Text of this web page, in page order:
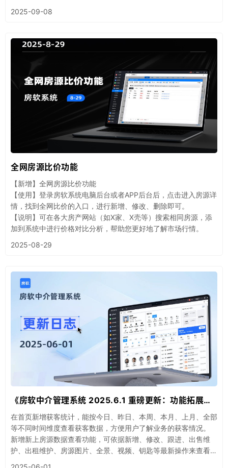
2025-09-08
全网房源比价功能
【新增】全网房源比价功能
【使用】登录房软系统电脑后台或者APP后台后，点击进入房源详
情，找到全网比价的入口，进行新增、修改、删除即可。
【说明】可在各大房产网站（如X家、X壳等）搜索相同房源，添
加到系统中进行价格对比分析，帮助您更好地了解市场行情。
2025-08-29
《房软中介管理系统 2025.6.1 重磅更新：功能拓展与优化全解析》
在首页新增获客统计，能按今日、昨日、本周、本月、上月、全部
等不同时间维度查看获客数据，方便用户了解业务的获客情况。
新增新上房源数据查看功能，可依据新增、修改、跟进、出售维
护、出租维护、房源图片、全景、视频、钥匙等最新操作来查看，